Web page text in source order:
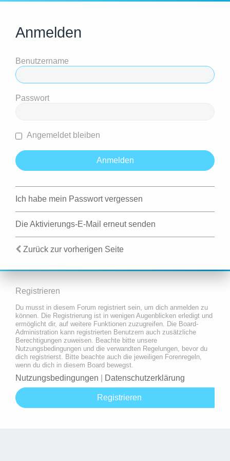
Anmelden
Benutzername
Passwort
Angemeldet bleiben
Ich habe mein Passwort vergessen
Die Aktivierungs-E-Mail erneut senden
Zurück zur vorherigen Seite
Registrieren
Du musst in diesem Forum registriert sein, um dich anmelden zu
können. Die Registrierung ist in wenigen Augenblicken erledigt und
ermöglicht dir, auf weitere Funktionen zuzugreifen. Die Board-
Administration kann registrierten Benutzern auch zusätzliche
Berechtigungen zuweisen. Beachte bitte unsere
Nutzungsbedingungen und die verwandten Regelungen, bevor du
dich registrierst. Bitte beachte auch die jeweiligen Forenregeln,
wenn du dich in diesem Board bewegst.
Nutzungsbedingungen Datenschutzerklärung
Registrieren